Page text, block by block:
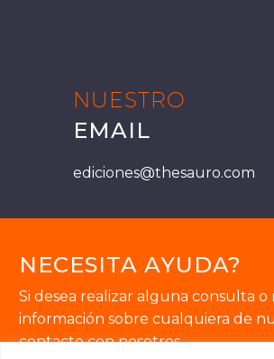
NUESTRO
EMAIL
ediciones@thesauro.com
NECESITA AYUDA?
Si desea realizar alguna consulta o
información sobre cualquiera de
contacte con nosotros.